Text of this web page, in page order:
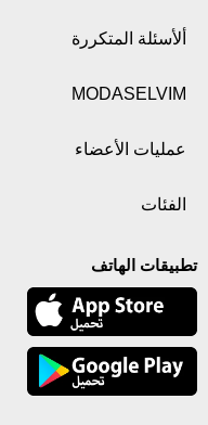
ألأسئلة المتكررة
MODASELVIM
عمليات الأعضاء
الفئات
تطبيقات الهاتف